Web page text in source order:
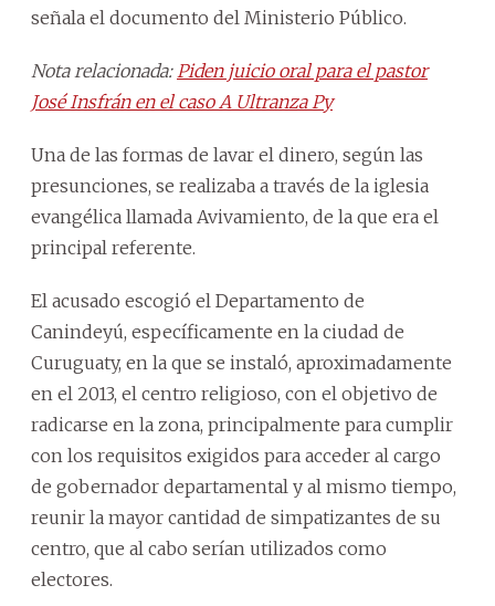
señala el documento del Ministerio Público.
Nota relacionada: Piden juicio oral para el pastor
José Insfrán en el caso A Ultranza Py
Una de las formas de lavar el dinero, según las
presunciones, se realizaba a través de la iglesia
evangélica llamada Avivamiento, de la que era el
principal referente.
El acusado escogió el Departamento de
Canindeyú, específicamente en la ciudad de
Curuguaty, en la que se instaló, aproximadamente
en el 2013, el centro religioso, con el objetivo de
radicarse en la zona, principalmente para cumplir
con los requisitos exigidos para acceder al cargo
de gobernador departamental y al mismo tiempo,
reunir la mayor cantidad de simpatizantes de su
centro, que al cabo serían utilizados como
electores.